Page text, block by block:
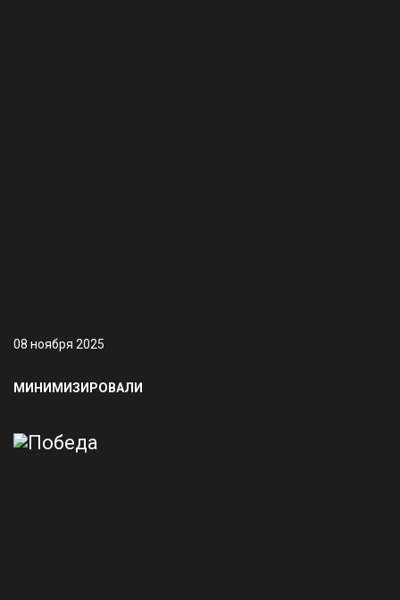
08 ноября 2025
МИНИМИЗИРОВАЛИ